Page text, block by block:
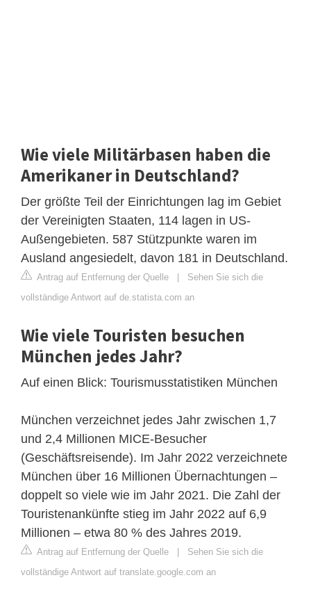
Wie viele Militärbasen haben die
Amerikaner in Deutschland?
Der größte Teil der Einrichtungen lag im Gebiet
der Vereinigten Staaten, 114 lagen in US-
Außengebieten. 587 Stützpunkte waren im
Ausland angesiedelt, davon 181 in Deutschland.
Antrag auf Entfernung der Quelle | Sehen Sie sich die
vollständige Antwort auf de.statista.com an
Wie viele Touristen besuchen
München jedes Jahr?
Auf einen Blick: Tourismusstatistiken München
München verzeichnet jedes Jahr zwischen 1,7
und 2,4 Millionen MICE-Besucher
(Geschäftsreisende). Im Jahr 2022 verzeichnete
München über 16 Millionen Übernachtungen –
doppelt so viele wie im Jahr 2021. Die Zahl der
Touristenankünfte stieg im Jahr 2022 auf 6,9
Millionen – etwa 80 % des Jahres 2019.
Antrag auf Entfernung der Quelle | Sehen Sie sich die
vollständige Antwort auf translate.google.com an